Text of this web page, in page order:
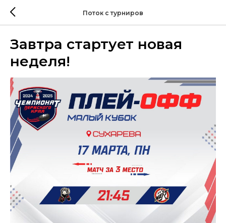
Поток с турниров
Завтра стартует новая
неделя!